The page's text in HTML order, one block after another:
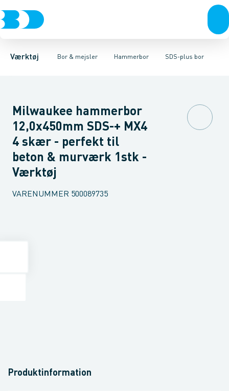
Værktøj Bor & mejsler
Akku- & elværktøj HåndværktøjRørværktøj Bits & toppe
Hammerbor
MurborHammerborMetalborHulborDiamantborTræbor
SDS-plus bor
SDS-max bor SDS-plus bor Sæt
Milwaukee hammerbor
12,0x450mm SDS-+ MX4
4 skær - perfekt til
beton & murværk 1stk -
Værktøj
VARENUMMER 500089735
Produktinformation